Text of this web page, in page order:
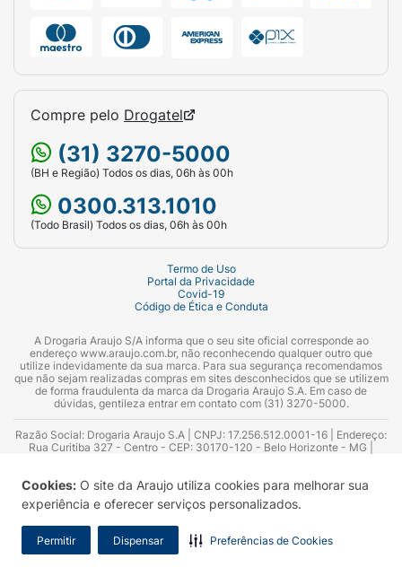
Cookies: O site da Araujo utiliza cookies para melhorar sua
experiência e oferecer serviços personalizados.
Permitir Dispensar Preferências de Cookies
Compre pelo Drogatel
(31) 3270-5000
(BH e Região) Todos os dias, 06h às 00h
0300.313.1010
(Todo Brasil) Todos os dias, 06h às 00h
Termo de Uso
Portal da Privacidade
Covid-19
Código de Ética e Conduta
A Drogaria Araujo S/A informa que o seu site oficial corresponde ao
endereço www.araujo.com.br, não reconhecendo qualquer outro que
utilize indevidamente da sua marca. Para sua segurança recomendamos
que não sejam realizadas compras em sites desconhecidos que se utilizem
de forma fraudulenta da marca da Drogaria Araujo S.A. Em caso de
dúvidas, gentileza entrar em contato com (31) 3270-5000.
Razão Social: Drogaria Araujo S.A | CNPJ: 17.256.512.0001-16 | Endereço:
Rua Curitiba 327 - Centro - CEP: 30170-120 - Belo Horizonte - MG |
Azevedo Guimarães – CRF 10.965 | Yasmin Silva Alvarenga – CRF 52.584 -
Consultor substituto: Thiago Aguiar Pinheiro - CRF Nº 13.748. Alvará
Sanitário: 2025020713 | Autorização de Funcionamento da Empresa (AFE):